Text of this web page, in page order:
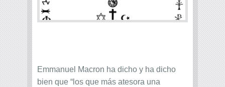
Emmanuel Macron ha dicho y ha dicho
bien que “los que más atesora una